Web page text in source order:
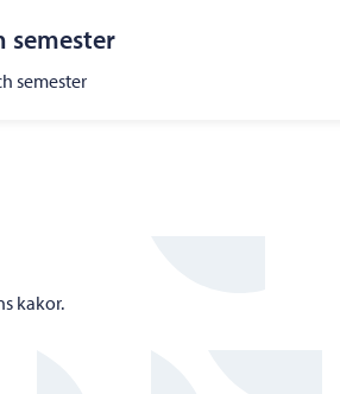
semester
semester
kakor.